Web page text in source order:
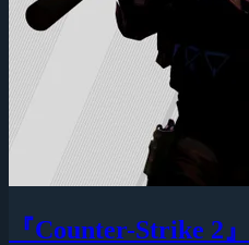
『Counter-Strike 2